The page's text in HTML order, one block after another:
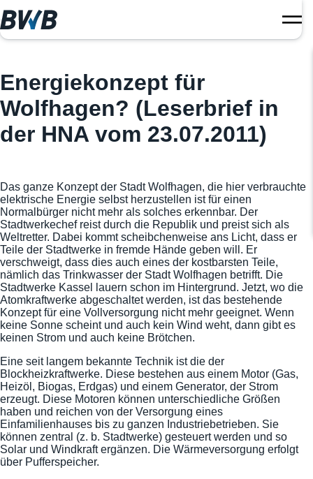
Energiekonzept für
Wolfhagen? (Leserbrief in
der HNA vom 23.07.2011)
Das ganze Konzept der Stadt Wolfhagen, die hier verbrauchte
elektrische Energie selbst herzustellen ist für einen
Normalbürger nicht mehr als solches erkennbar. Der
Stadtwerkechef reist durch die Republik und preist sich als
Weltretter. Dabei kommt scheibchenweise ans Licht, dass er
Teile der Stadtwerke in fremde Hände geben will. Er
verschweigt, dass dies auch eines der kostbarsten Teile,
nämlich das Trinkwasser der Stadt Wolfhagen betrifft. Die
Stadtwerke Kassel lauern schon im Hintergrund. Jetzt, wo die
Atomkraftwerke abgeschaltet werden, ist das bestehende
Konzept für eine Vollversorgung nicht mehr geeignet. Wenn
keine Sonne scheint und auch kein Wind weht, dann gibt es
keinen Strom und auch keine Brötchen.
Eine seit langem bekannte Technik ist die der
Blockheizkraftwerke. Diese bestehen aus einem Motor (Gas,
Heizöl, Biogas, Erdgas) und einem Generator, der Strom
erzeugt. Diese Motoren können unterschiedliche Größen
haben und reichen von der Versorgung eines
Einfamilienhauses bis zu ganzen Industriebetrieben. Sie
können zentral (z. b. Stadtwerke) gesteuert werden und so
Solar und Windkraft ergänzen. Die Wärmeversorgung erfolgt
über Pufferspeicher.